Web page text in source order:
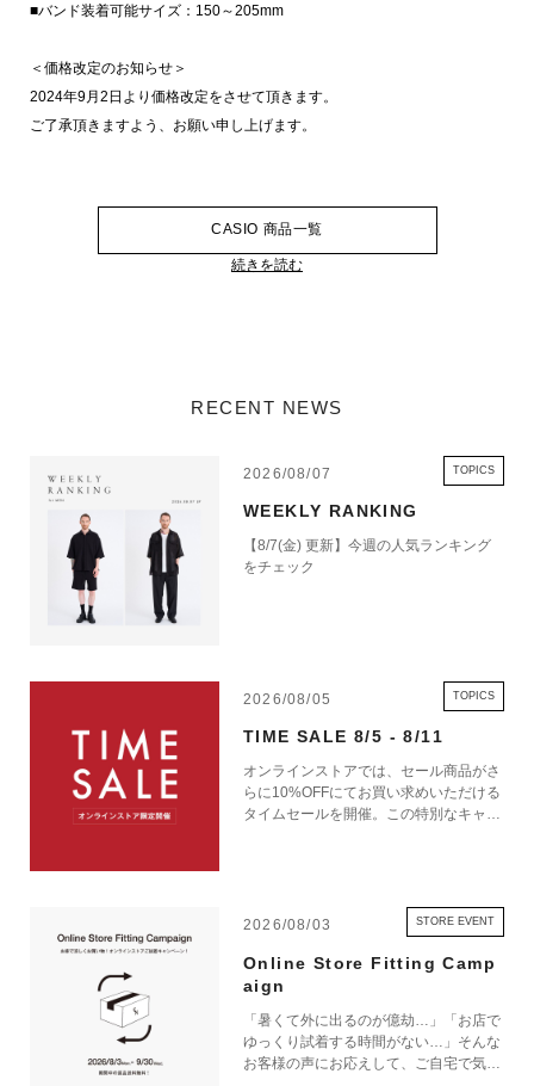
■バンド装着可能サイズ：150～205mm
＜価格改定のお知らせ＞
2024年9月2日より価格改定をさせて頂きます。
ご了承頂きますよう、お願い申し上げます。
CASIO 商品一覧
続きを読む
RECENT NEWS
2026/08/07 TOPICS
WEEKLY RANKING
【8/7(金) 更新】今週の人気ランキング
をチェック
2026/08/05 TOPICS
TIME SALE 8/5 - 8/11
オンラインストアでは、セール商品がさ
らに10%OFFにてお買い求めいただける
タイムセールを開催。この特別なキャン
2026/08/03 STORE EVENT
Online Store Fitting Camp
aign
「暑くて外に出るのが億劫…」「お店で
ゆっくり試着する時間がない…」そんな
お客様の声にお応えして、ご自宅で気軽